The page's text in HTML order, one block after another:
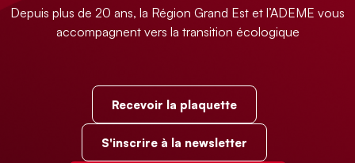
Depuis plus de 20 ans, la Région Grand Est et l’ADEME vous
accompagnent vers la transition écologique
Recevoir la plaquette
S'inscrire à la newsletter